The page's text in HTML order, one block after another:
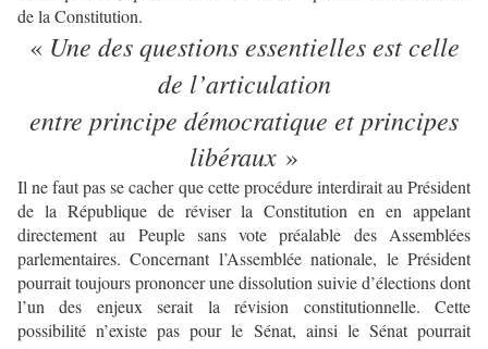
de la Constitution.
« Une des questions essentielles est celle
de l’articulation
entre principe démocratique et principes
libéraux »
Il ne faut pas se cacher que cette procédure interdirait au Président
de la République de réviser la Constitution en en appelant
directement au Peuple sans vote préalable des Assemblées
parlementaires. Concernant l’Assemblée nationale, le Président
pourrait toujours prononcer une dissolution suivie d’élections dont
l’un des enjeux serait la révision constitutionnelle. Cette
possibilité n’existe pas pour le Sénat, ainsi le Sénat pourrait